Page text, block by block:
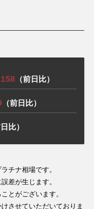
（前日比）
（前日比）
比）
チナ相場です。
差が生じます。
とがございます。
させていただいておりま